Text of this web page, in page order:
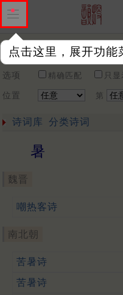
点击这里，展开功能
关键词
选项 精确匹配 只
位置 第
诗词库 分类诗词
暑
魏晋
嘲热客诗
南北朝
苦暑诗
苦暑诗